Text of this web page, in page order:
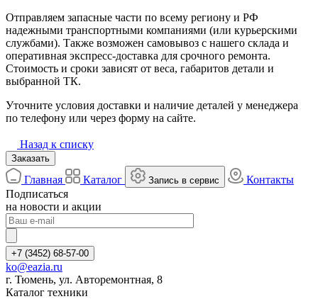
Отправляем запасные части по всему региону и РФ
надежными транспортными компаниями (или курьерскими
службами). Также возможен самовывоз с нашего склада и
оперативная экспресс-доставка для срочного ремонта.
Стоимость и сроки зависят от веса, габаритов детали и
выбранной ТК.
Уточните условия доставки и наличие деталей у менеджера
по телефону или через форму на сайте.
Назад к списку
Заказать
Главная Каталог Запись в сервис
Контакты
Подписаться
на новости и акции
+7 (3452) 68-57-00
ko@eazia.ru
г. Тюмень, ул. Авторемонтная, 8
Каталог техники